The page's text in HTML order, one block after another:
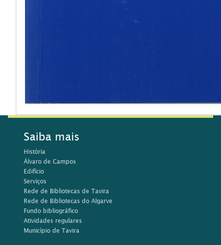
Saiba mais
História
Álvaro de Campos
Edifício
Serviços
Rede de Bibliotecas de Tavira
Rede de Bibliotecas do Algarve
Fundo bibliográfico
Atividades regulares
Município de Tavira